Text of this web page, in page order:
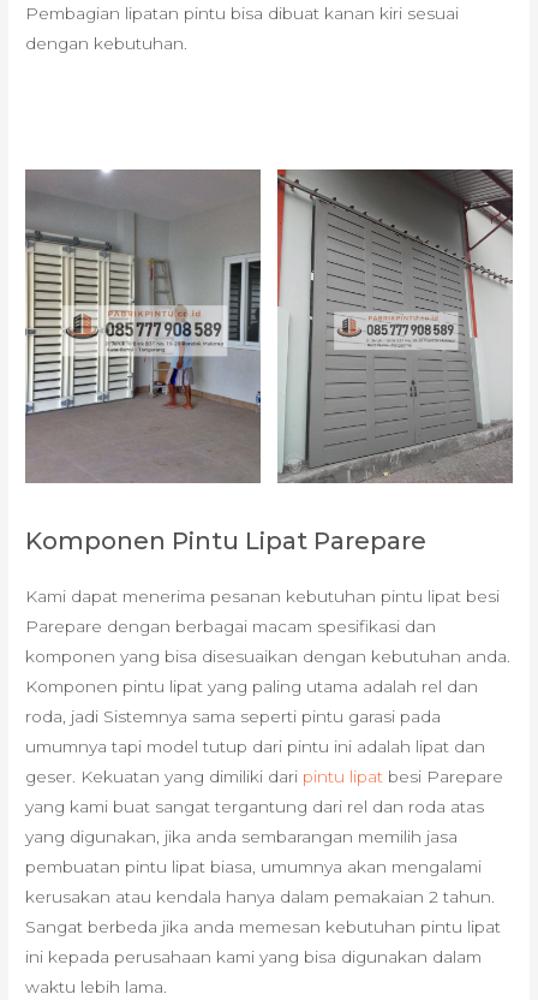
Pembagian lipatan pintu bisa dibuat kanan kiri sesuai
dengan kebutuhan.
Komponen Pintu Lipat Parepare
Kami dapat menerima pesanan kebutuhan pintu lipat besi
Parepare dengan berbagai macam spesifikasi dan
komponen yang bisa disesuaikan dengan kebutuhan anda.
Komponen pintu lipat yang paling utama adalah rel dan
roda, jadi Sistemnya sama seperti pintu garasi pada
umumnya tapi model tutup dari pintu ini adalah lipat dan
geser. Kekuatan yang dimiliki dari pintu lipat besi Parepare
yang kami buat sangat tergantung dari rel dan roda atas
yang digunakan, jika anda sembarangan memilih jasa
pembuatan pintu lipat biasa, umumnya akan mengalami
kerusakan atau kendala hanya dalam pemakaian 2 tahun.
Sangat berbeda jika anda memesan kebutuhan pintu lipat
ini kepada perusahaan kami yang bisa digunakan dalam
waktu lebih lama.